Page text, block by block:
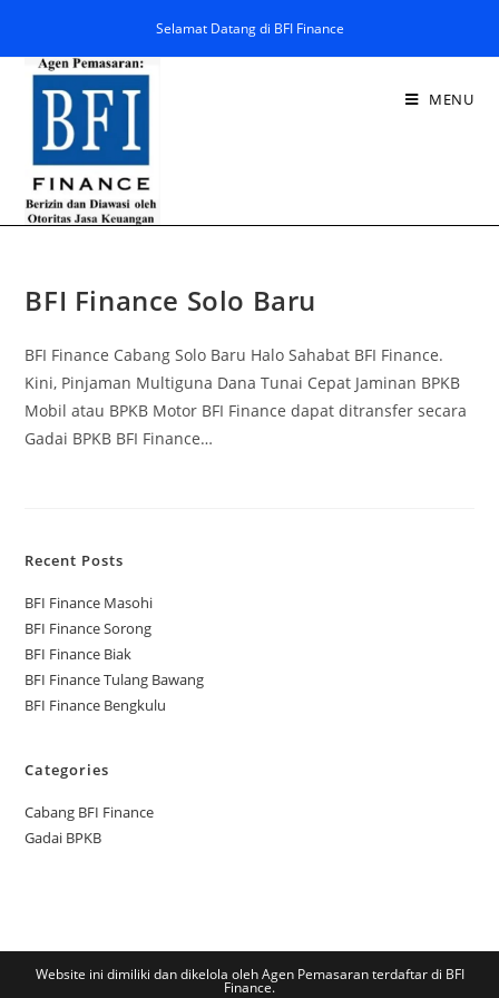
Selamat Datang di BFI Finance
MENU
BFI Finance Solo Baru
BFI Finance Cabang Solo Baru Halo Sahabat BFI Finance.
Kini, Pinjaman Multiguna Dana Tunai Cepat Jaminan BPKB
Mobil atau BPKB Motor BFI Finance dapat ditransfer secara
Gadai BPKB BFI Finance…
Recent Posts
BFI Finance Masohi
BFI Finance Sorong
BFI Finance Biak
BFI Finance Tulang Bawang
BFI Finance Bengkulu
Categories
Cabang BFI Finance
Gadai BPKB
Website ini dimiliki dan dikelola oleh Agen Pemasaran terdaftar di BFI
Finance.